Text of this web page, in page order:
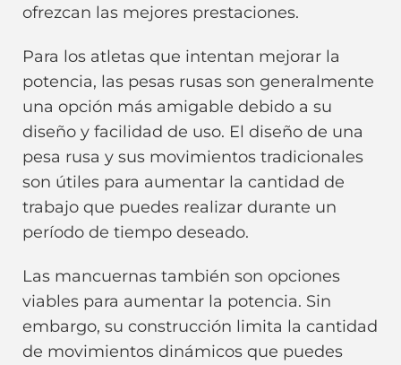
ofrezcan las mejores prestaciones.
Para los atletas que intentan mejorar la
potencia, las pesas rusas son generalmente
una opción más amigable debido a su
diseño y facilidad de uso. El diseño de una
pesa rusa y sus movimientos tradicionales
son útiles para aumentar la cantidad de
trabajo que puedes realizar durante un
período de tiempo deseado.
Las mancuernas también son opciones
viables para aumentar la potencia. Sin
embargo, su construcción limita la cantidad
de movimientos dinámicos que puedes